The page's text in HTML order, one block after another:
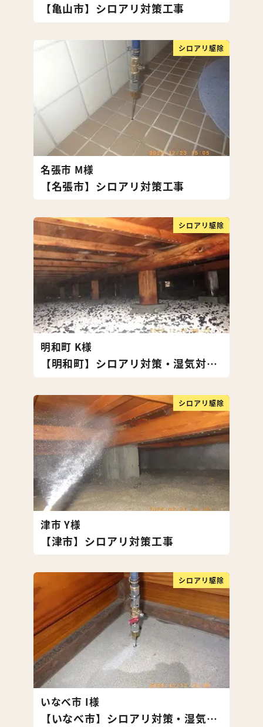
【亀山市】シロアリ対策工事
シロアリ駆除
名張市 M様
【名張市】シロアリ対策工事
シロアリ駆除
明和町 K様
【明和町】シロアリ対策・湿気対策工事
シロアリ駆除
津市 Y様
【津市】シロアリ対策工事
シロアリ駆除
いなべ市 I様
【いなべ市】シロアリ対策・湿気対策工事